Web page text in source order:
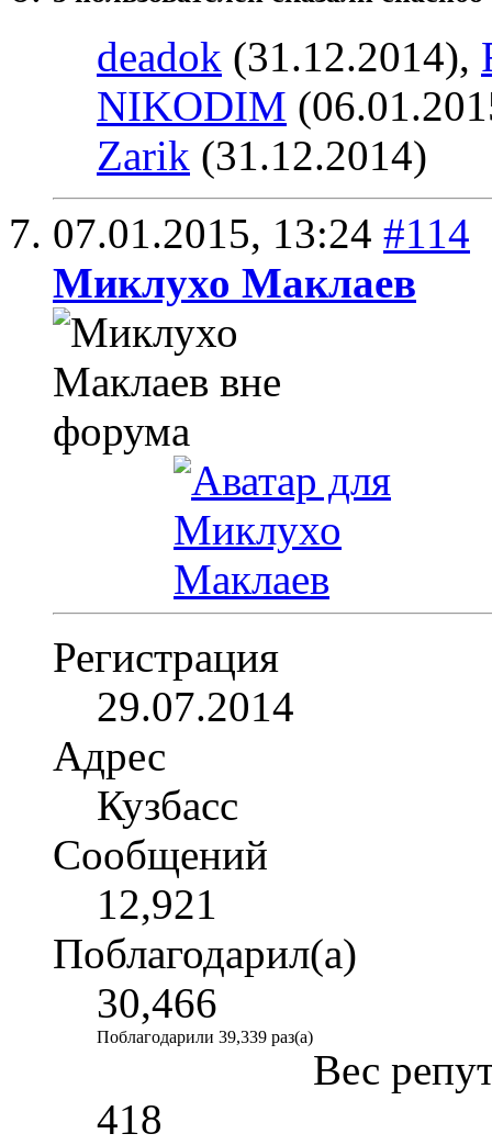
deadok (31.12.2014),
NIKODIM
Zarik (31.12.2014)
07.01.2015, 13:24 #114
Миклухо Маклаев
Регистрация
29.07.2014
Адрес
Кузбасс
Сообщений
12,921
Поблагодарил(а)
30,466
Поблагодарили 39,339 раз(а)
Вес
418